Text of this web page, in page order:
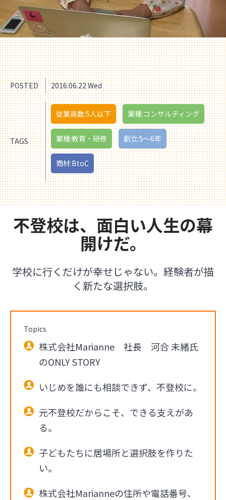
POSTED 2016.06.22 Wed
TAGS
従業員数:5人以下 業種:コンサルティング
業種:教育・研修 創立:5〜6年
商材:BtoC
不登校は、面白い人生の幕
開けだ。
学校に行くだけが幸せじゃない。経験者が描
く新たな選択肢。
Topics
株式会社Marianne 社長 河合 未緒氏
のONLY STORY
いじめを誰にも相談できず、不登校に。
元不登校だからこそ、できる支えがあ
る。
子どもたちに居場所と選択肢を作りた
い。
株式会社Marianneの住所や電話番号、